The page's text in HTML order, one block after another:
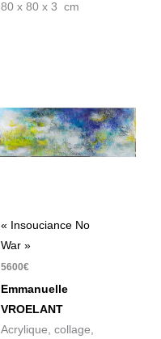
80 x 80 x 3 cm
« Insouciance No
War »
5600€
Emmanuelle
VROELANT
Acrylique, collage,